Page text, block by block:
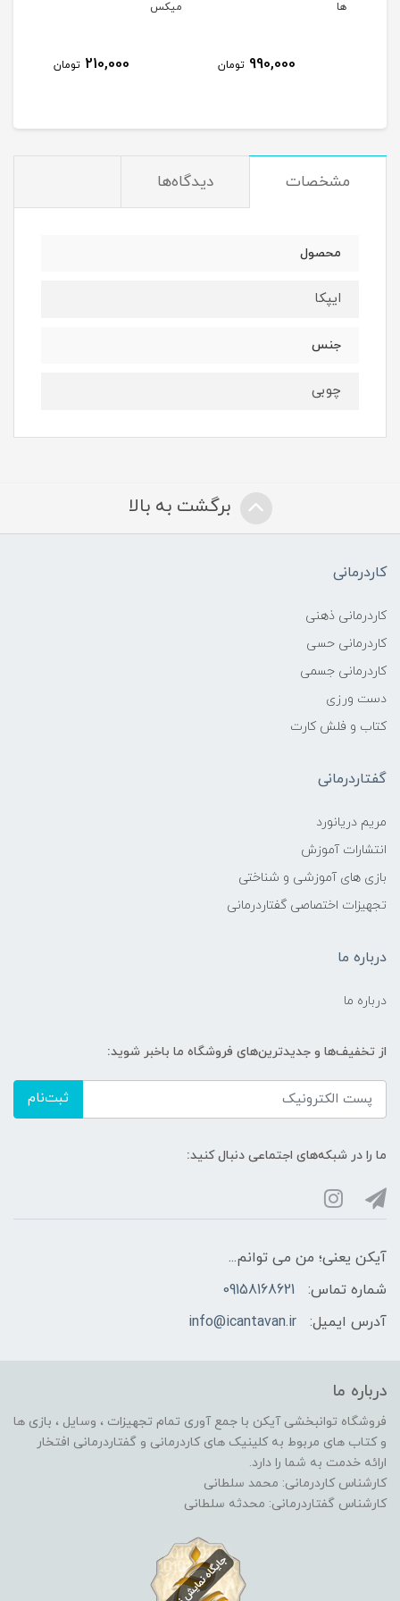
ها
990,000 تومان
میکس
210,000 تومان
مشخصات دیدگاه‌ها
محصول
ایپکا
جنس
چوبی
برگشت به بالا
کاردرمانی
کاردرمانی ذهنی
کاردرمانی حسی
کاردرمانی جسمی
دست ورزی
کتاب و فلش کارت
گفتاردرمانی
مریم دریانورد
انتشارات آموزش
بازی های آموزشی و شناختی
تجهیزات اختصاصی گفتاردرمانی
درباره ما
درباره ما
از تخفیف‌ها و جدیدترین‌های فروشگاه ما باخبر شوید:
ثبت‌نام
ما را در شبکه‌های اجتماعی دنبال کنید:
آیکن یعنی؛ من می توانم...
شماره تماس:
09158168621
آدرس ایمیل:
info@icantavan.ir
درباره ما
فروشگاه توانبخشی آیکن با جمع آوری تمام تجهیزات ، وسایل ، بازی ها
و کتاب های مربوط به کلینیک های کاردرمانی و گفتاردرمانی افتخار
ارائه خدمت به شما را دارد.
کارشناس کاردرمانی: محمد سلطانی
کارشناس گفتاردرمانی: محدثه سلطانی